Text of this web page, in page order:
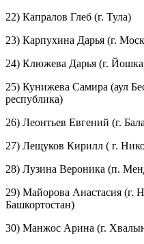
22) Капралов Глеб (г. Тула)
23) Карпухина Дарья (г.
24) Клюжева Дарья (г.
25) Кунижева Самира (аул
республика)
26) Леонтьев Евгений (г.
27) Лещуков Кирилл ( г.
28) Лузина Вероника (п.
29) Майорова Анастасия (г.
Башкортостан)
30) Манжос Арина (г.